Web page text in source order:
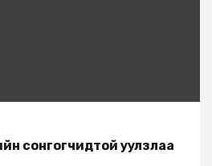
сонгогчидтой уулзлаа